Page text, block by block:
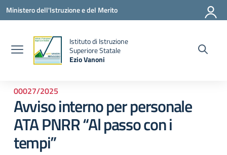
Vai ai contenuti
Vai al menu di navigazione
Vai al footer
Ministero dell'Istruzione e del Merito
Istituto di Istruzione
Superiore Statale
Ezio Vanoni
00027/2025
Avviso interno per personale
ATA PNRR “Al passo con i
tempi”